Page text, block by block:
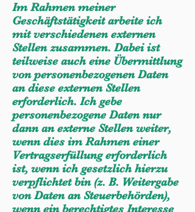
Im Rahmen meiner
Geschäftstätigkeit arbeite ich
mit verschiedenen externen
Stellen zusammen. Dabei ist
teilweise auch eine Übermittlung
von personenbezogenen Daten
an diese externen Stellen
erforderlich. Ich gebe
personenbezogene Daten nur
dann an externe Stellen weiter,
wenn dies im Rahmen einer
Vertragserfüllung erforderlich
ist, wenn ich gesetzlich hierzu
verpflichtet bin (z. B. Weitergabe
von Daten an Steuerbehörden),
wenn ein berechtigtes Interesse